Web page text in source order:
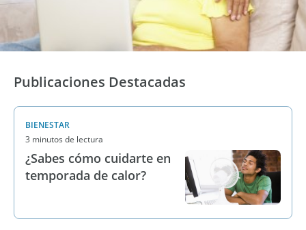
Publicaciones Destacadas
BIENESTAR
3 minutos de lectura
¿Sabes cómo cuidarte en
temporada de calor?